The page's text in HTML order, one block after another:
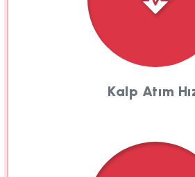
Kalp Atım